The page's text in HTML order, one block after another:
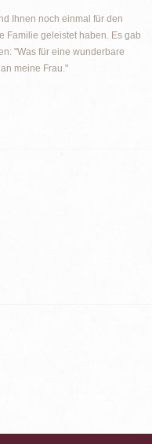
Ihnen noch einmal für den
Familie geleistet haben. Es gab
"Was für eine wunderbare
meine Frau."